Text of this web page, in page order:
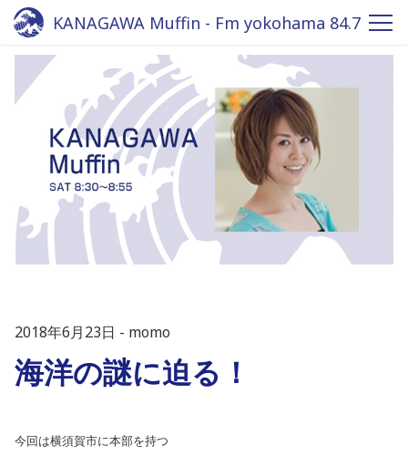
KANAGAWA Muffin - Fm yokohama 84.7
2018年6月23日 momo
海洋の謎に迫る！
今回は横須賀市に本部を持つ